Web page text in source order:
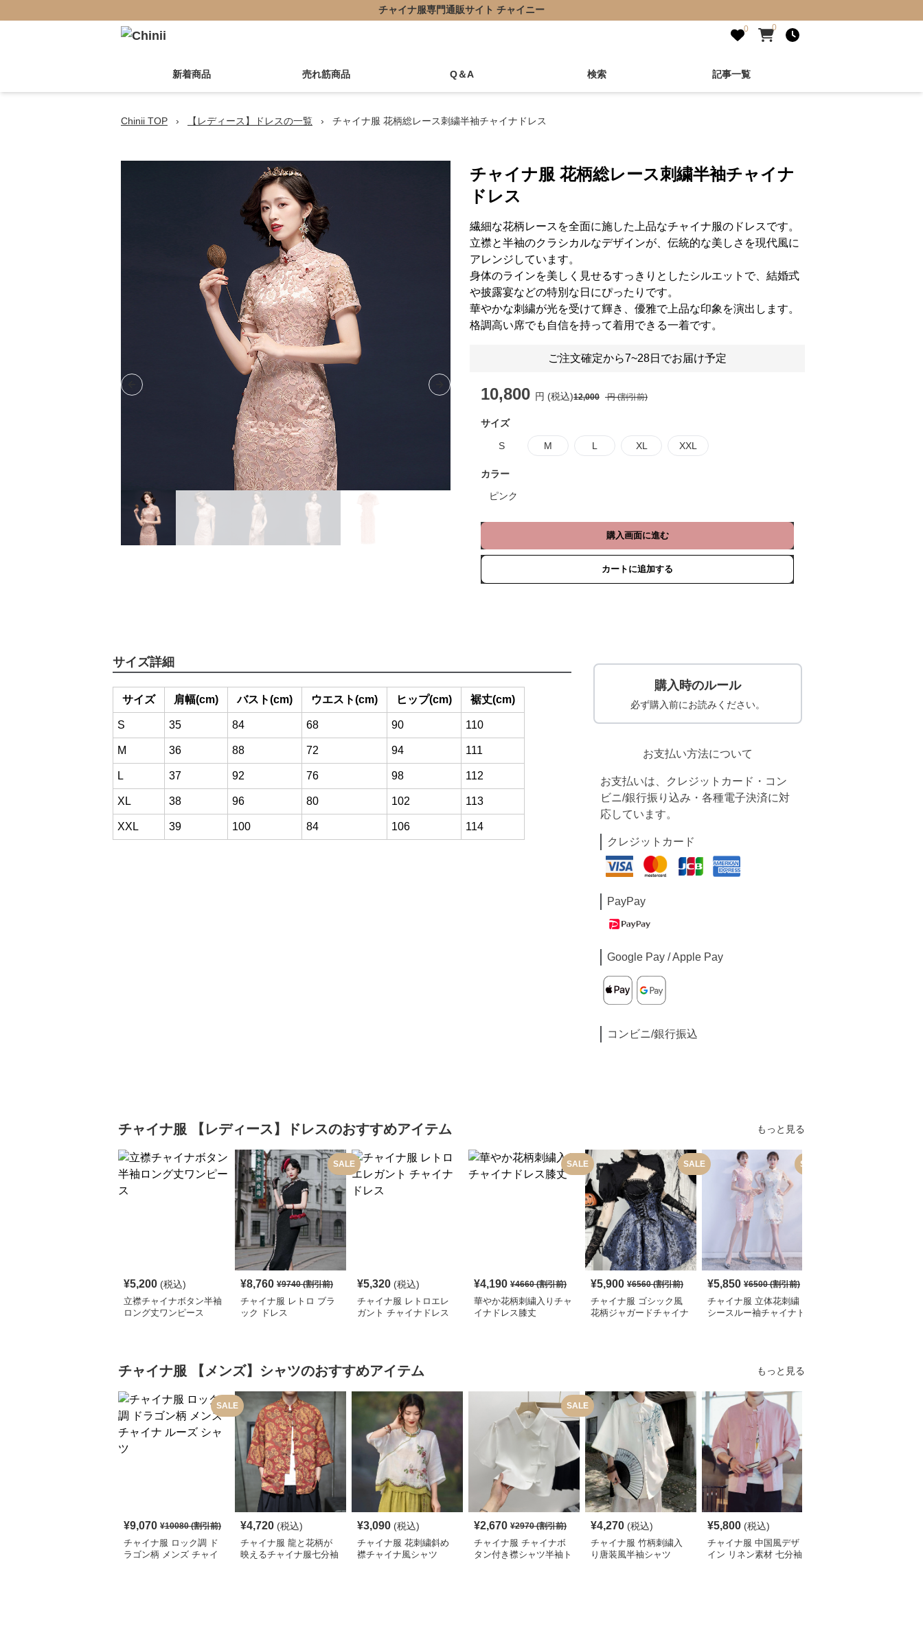
チャイナ服専門通販サイト チャイニー
0 0
新着商品 売れ筋商品 Q＆A 検索 記事一覧
Chinii TOP › 【レディース】ドレスの一覧 › チャイナ服 花柄総レース刺繍半袖チャイナドレス
Previous slide Next slide
チャイナ服 花柄総レース刺繍半袖チャイナ
ドレス
繊細な花柄レースを全面に施した上品なチャイナ服のドレスです。
立襟と半袖のクラシカルなデザインが、伝統的な美しさを現代風に
アレンジしています。
身体のラインを美しく見せるすっきりとしたシルエットで、結婚式
や披露宴などの特別な日にぴったりです。
華やかな刺繍が光を受けて輝き、優雅で上品な印象を演出します。
格調高い席でも自信を持って着用できる一着です。
ご注文確定から7~28日でお届け予定
10,800 円 (税込)12,000 円 (割引前)
サイズ
S M L XL XXL
カラー
ピンク
購入画面に進む
カートに追加する
サイズ詳細
サイズ 肩幅(cm) バスト(cm) ウエスト(cm) ヒップ(cm) 裾丈(cm)
S 35 84 68 90 110
M 36 88 72 94 111
L 37 92 76 98 112
XL 38 96 80 102 113
XXL 39 100 84 106 114
購入時のルール
必ず購入前にお読みください。
お支払い方法について
お支払いは、クレジットカード・コン
ビニ/銀行振り込み・各種電子決済に対
応しています。
クレジットカード
PayPay
Google Pay / Apple Pay
コンビニ/銀行振込
チャイナ服 【レディース】ドレスのおすすめアイテム もっと見る
¥5,200 (税込)
立襟チャイナボタン半袖
ロング丈ワンピース
SALE
¥8,760 ¥9740(割引前)
チャイナ服 レトロ ブラ
ック ドレス
¥5,320 (税込)
チャイナ服 レトロエレ
ガント チャイナドレス
SALE
¥4,190 ¥4660(割引前)
華やか花柄刺繍入りチャ
イナドレス膝丈
SALE
¥5,900 ¥6560(割引前)
チャイナ服 ゴシック風
花柄ジャガードチャイナ
SALE
¥5,850 ¥6500(割引前)
チャイナ服 立体花刺繍
シースルー袖チャイナド
チャイナ服 【メンズ】シャツのおすすめアイテム もっと見る
SALE
¥9,070 ¥10080(割引前)
チャイナ服 ロック調 ド
ラゴン柄 メンズ チャイ
¥4,720 (税込)
チャイナ服 龍と花柄が
映えるチャイナ服七分袖
¥3,090 (税込)
チャイナ服 花刺繍斜め
襟チャイナ風シャツ
SALE
¥2,670 ¥2970(割引前)
チャイナ服 チャイナボ
タン付き襟シャツ半袖ト
¥4,270 (税込)
チャイナ服 竹柄刺繍入
り唐装風半袖シャツ
¥5,800 (税込)
チャイナ服 中国風デザ
イン リネン素材 七分袖